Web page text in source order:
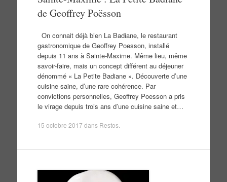
de Geoffrey Poësson
On connait déjà bien La Badiane, le restaurant
gastronomique de Geoffrey Poesson, installé
depuis 11 ans à Sainte-Maxime. Même lieu, même
savoir-faire, mais un concept différent au déjeuner
dénommé « La Petite Badiane ». Découverte d’une
cuisine saine, d’une rare cohérence. Par
convictions personnelles, Geoffrey Poesson a pris
le virage depuis trois ans d’une cuisine saine et…
15 octobre 2017 dans Restos.